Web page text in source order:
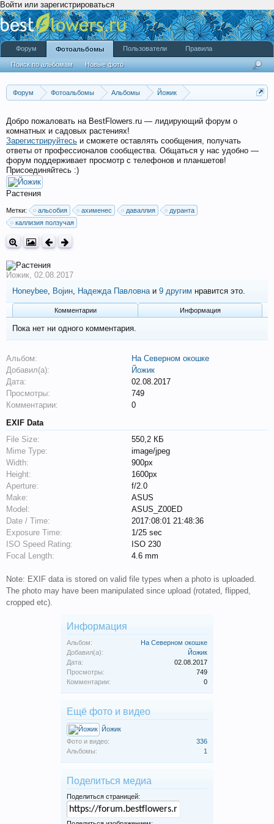
Войти или зарегистрироваться
Форум Фотоальбомы Альбомы
Йожик
Добро пожаловать на BestFlowers.ru — лидирующий форум о
комнатных и садовых растениях!
Зарегистрируйтесь и сможете оставлять сообщения, получать
ответы от профессионалов сообщества. Общаться у нас удобно —
форум поддерживает просмотр с телефонов и планшетов!
Присоединяйтесь :)
Растения
Метки: альсобия ахименес даваллия
дуранта
каллизия ползучая
Йожик, 02.08.2017
Honeybee, Војин, Надежда Павловнаи 9 другим нравится это.
Комментарии Информация
Пока нет ни одного комментария.
Альбом:
На Северном окошке
Добавил(а):
Йожик
Дата:
02.08.2017
Просмотры:
749
Комментарии:
0
EXIF Data
File Size:
550,2 КБ
Mime Type:
image/jpeg
Width:
900px
Height:
1600px
Aperture:
f/2.0
Make:
ASUS
Model:
ASUS_Z00ED
Date / Time:
2017:08:01 21:48:36
Exposure Time:
1/25 sec
ISO Speed Rating:
ISO 230
Focal Length:
4.6 mm
Note: EXIF data is stored on valid file types when a photo is uploaded.
The photo may have been manipulated since upload (rotated, flipped,
cropped etc).
Информация
Альбом:
На Северном окошке
Добавил(а):
Йожик
Дата:
02.08.2017
Просмотры:
749
Комментарии:
0
Ещё фото и видео
Йожик
Фото и видео:
336
Альбомы:
1
Поделиться медиа
Поделиться страницей:
Форум Фотоальбомы
Поиск по альбомам Новые фото
Пользователи Правила